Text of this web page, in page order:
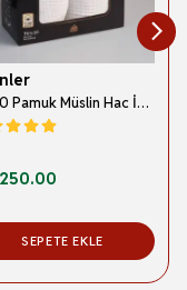
%100 Pamuk Müslin Hac İhramı – Hafif; Dikişsiz ve Antibakteriyel
SEPETE EKLE